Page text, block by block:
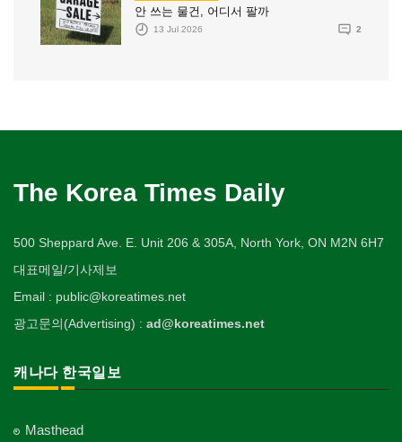
안 쓰는 물건, 어디서 팔까
13 Jul 2026 2
The Korea Times Daily
500 Sheppard Ave. E. Unit 206 & 305A, North York, ON M2N 6H7
대표메일/기사제보
Email : public@koreatimes.net
광고문의(Advertising) : ad@koreatimes.net
캐나다 한국일보
Masthead